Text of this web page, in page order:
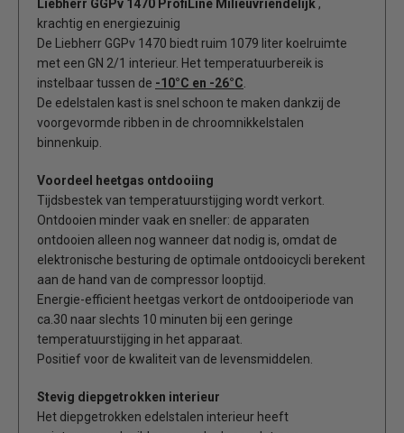
Liebherr GGPv 1470 ProfiLine Milieuvriendelijk ,
krachtig en energiezuinig
De Liebherr GGPv 1470 biedt ruim 1079 liter koelruimte
met een GN 2/1 interieur. Het temperatuurbereik is
instelbaar tussen de -10°C en -26°C
De edelstalen kast is snel schoon te maken dankzij de
voorgevormde ribben in de chroomnikkelstalen
binnenkuip.
Voordeel heetgas ontdooiing
Tijdsbestek van temperatuurstijging wordt verkort.
Ontdooien minder vaak en sneller: de apparaten
ontdooien alleen nog wanneer dat nodig is, omdat de
elektronische besturing de optimale ontdooicycli berekent
aan de hand van de compressor looptijd.
Energie-efficient heetgas verkort de ontdooiperiode van
ca.30 naar slechts 10 minuten bij een geringe
temperatuurstijging in het apparaat.
Positief voor de kwaliteit van de levensmiddelen.
Stevig diepgetrokken interieur
Het diepgetrokken edelstalen interieur heeft